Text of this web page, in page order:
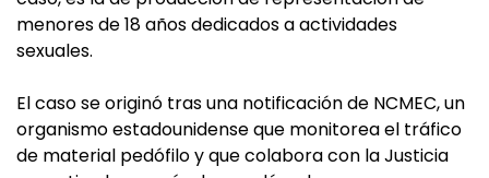
menores de 18 años dedicados a actividades
sexuales.
El caso se originó tras una notificación de NCMEC, un
organismo estadounidense que monitorea el tráfico
de material pedófilo y que colabora con la Justicia